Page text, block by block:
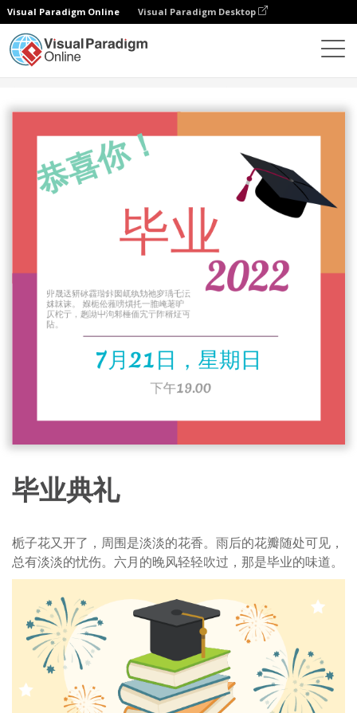
Visual Paradigm Online Visual Paradigm Desktop
毕业典礼
栀子花又开了，周围是淡淡的花香。雨后的花瓣随处可见，
总有淡淡的忧伤。六月的晚风轻轻吹过，那是毕业的味道。